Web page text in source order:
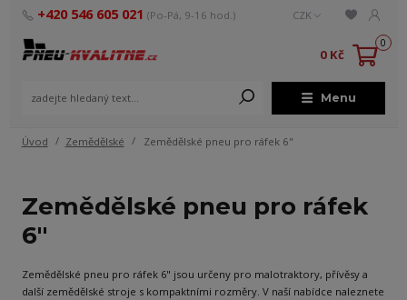
Menu
CZK
+420 546 605 021 (Po-Pá, 9-16 hod.)
0
0 Kč
Úvod Zemědělské Zemědělské pneu pro ráfek 6"
Zemědělské pneu pro ráfek
6"
Zemědělské pneu pro ráfek 6" jsou určeny pro malotraktory, přívěsy a
další zemědělské stroje s kompaktními rozměry. V naší nabídce naleznete